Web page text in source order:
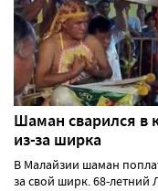
Шаман сварился в
из-за ширка
В Малайзии шаман
за свой ширк. 68-летний